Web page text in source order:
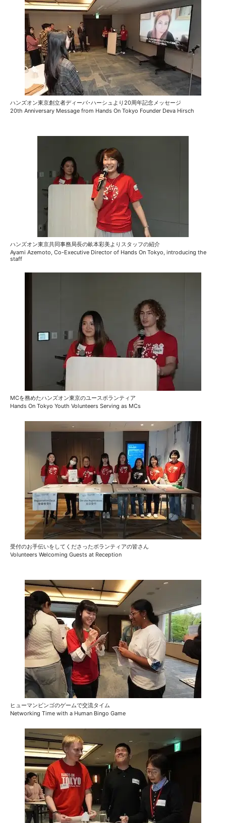
ハンズオン東京創立者ディーバ･ハーシュより20周年記念メッセージ
20th Anniversary Message from Hands On Tokyo Founder Deva Hirsch
ハンズオン東京共同事務局長の畝本彩美よりスタッフの紹介
Ayami Azemoto, Co-Executive Director of Hands On Tokyo, introducing the
staff
MCを務めたハンズオン東京のユースボランティア
Hands On Tokyo Youth Volunteers Serving as MCs
受付のお手伝いをしてくださったボランティアの皆さん
Volunteers Welcoming Guests at Reception
ヒューマンビンゴのゲームで交流タイム
Networking Time with a Human Bingo Game